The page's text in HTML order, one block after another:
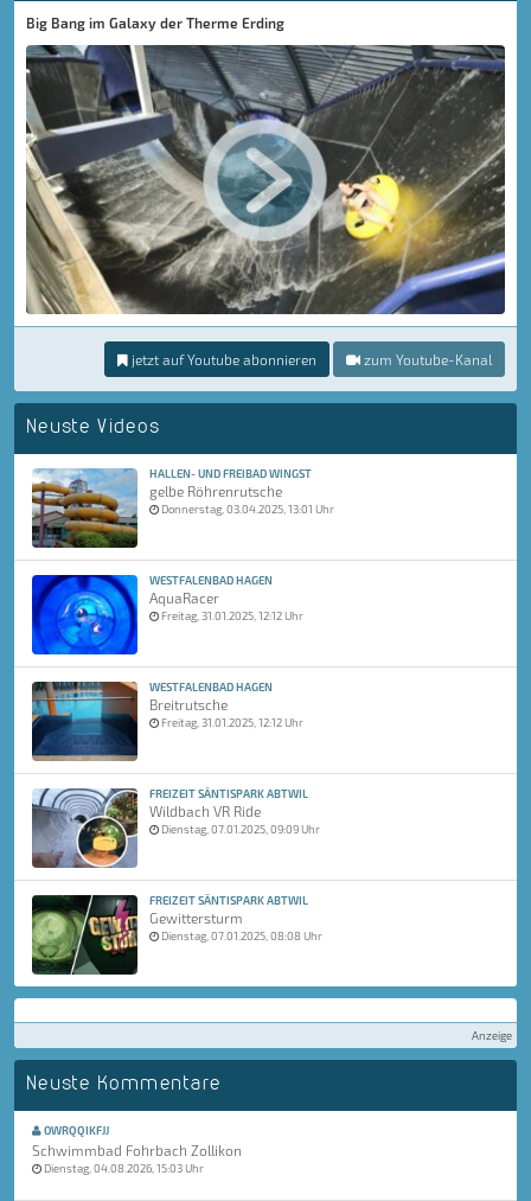
Big Bang im Galaxy der Therme Erding
jetzt auf Youtube abonnieren zum Youtube-Kanal
Neuste Videos
HALLEN- UND FREIBAD WINGST
gelbe Röhrenrutsche
Donnerstag, 03.04.2025, 13:01 Uhr
WESTFALENBAD HAGEN
AquaRacer
Freitag, 31.01.2025, 12:12 Uhr
WESTFALENBAD HAGEN
Breitrutsche
Freitag, 31.01.2025, 12:12 Uhr
FREIZEIT SÄNTISPARK ABTWIL
Wildbach VR Ride
Dienstag, 07.01.2025, 09:09 Uhr
FREIZEIT SÄNTISPARK ABTWIL
Gewittersturm
Dienstag, 07.01.2025, 08:08 Uhr
Anzeige
Neuste Kommentare
OWRQQIKFJJ
Schwimmbad Fohrbach Zollikon
Dienstag, 04.08.2026, 15:03 Uhr